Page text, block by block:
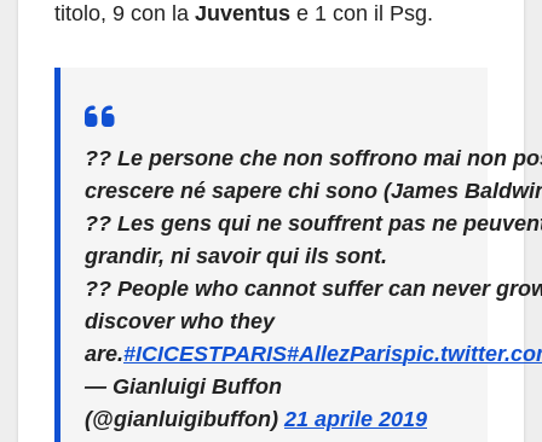
titolo, 9 con la Juventus e 1 con il Psg.
?? Le persone che non soffrono mai non
crescere né sapere chi sono (James
?? Les gens qui ne souffrent pas ne
grandir, ni savoir qui ils sont.
?? People who cannot suffer can never
discover who they
are.#ICICESTPARIS#AllezParis
— Gianluigi Buffon
(@gianluigibuffon)21 aprile 2019